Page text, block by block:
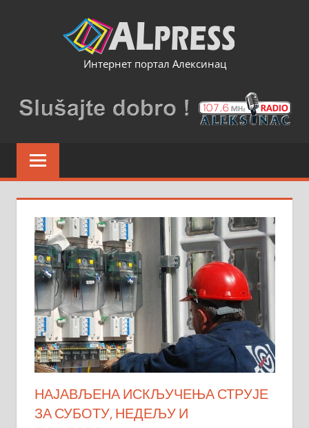
Интернет портал Алексинац
НАЈАВЉЕНА ИСКЉУЧЕЊА СТРУЈЕ
ЗА СУБОТУ, НЕДЕЉУ И